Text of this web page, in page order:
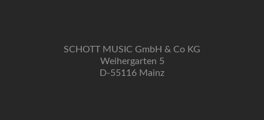
SCHOTT MUSIC GmbH & Co KG
Weihergarten 5
D-55116 Mainz